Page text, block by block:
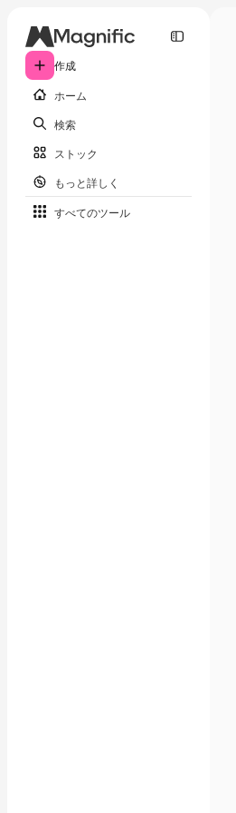
作成
ホーム
検索
ストック
もっと詳しく
すべてのツール